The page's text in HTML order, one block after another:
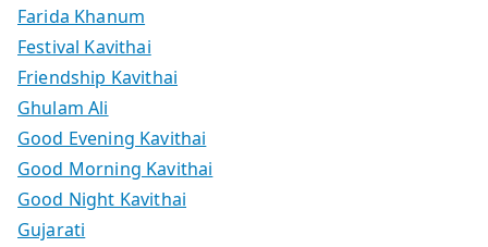
Farida Khanum
Festival Kavithai
Friendship Kavithai
Ghulam Ali
Good Evening Kavithai
Good Morning Kavithai
Good Night Kavithai
Gujarati